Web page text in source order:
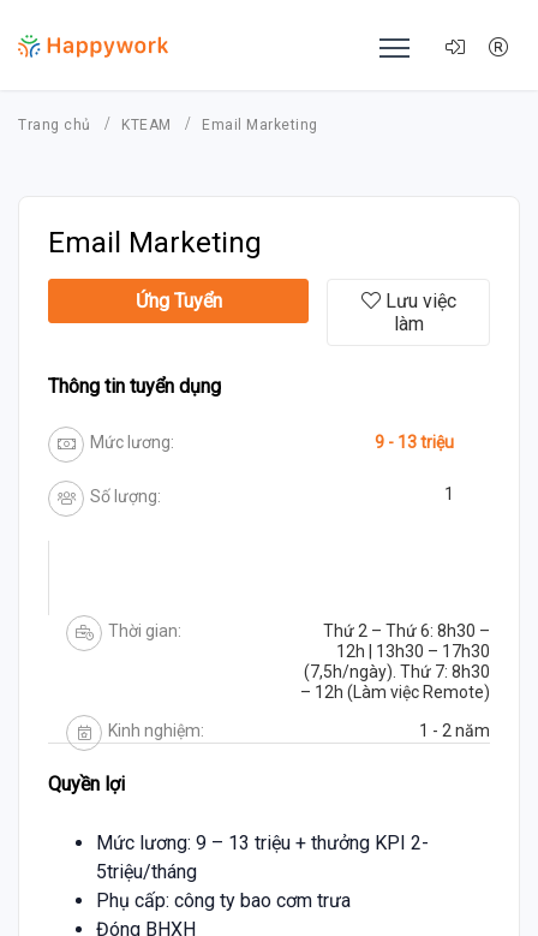
Trang chủ KTEAM Email Marketing
Email Marketing
Ứng Tuyển
Lưu việc
làm
Thông tin tuyển dụng
Mức lương: 9 - 13 triệu
Số lượng: 1
Thời gian:
Thứ 2 – Thứ 6: 8h30 –
12h | 13h30 – 17h30
(7,5h/ngày). Thứ 7: 8h30
– 12h (Làm việc Remote)
Kinh nghiệm:
1 - 2 năm
Quyền lợi
Mức lương: 9 – 13 triệu + thưởng KPI 2-
5triệu/tháng
Phụ cấp: công ty bao cơm trưa
Đóng BHXH